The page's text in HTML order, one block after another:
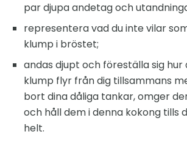
par djupa andetag och
representera vad du inte vilar
klump i bröstet;
andas djupt och föreställa sig
klump flyr från dig tillsammans
bort dina dåliga tankar, omger
och håll dem i denna kokong tills
helt.